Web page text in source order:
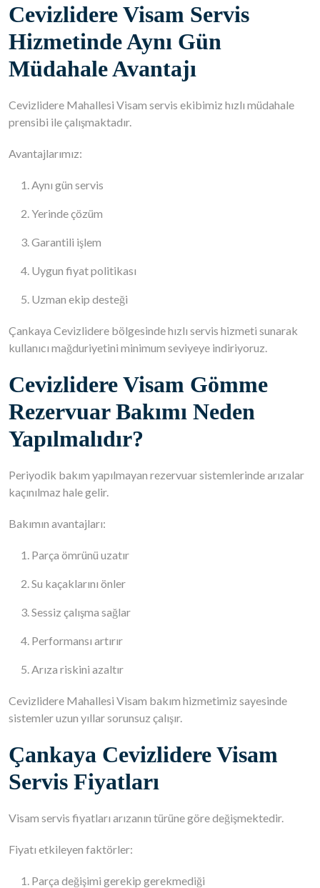
Cevizlidere Visam Servis
Hizmetinde Aynı Gün
Müdahale Avantajı
Cevizlidere Mahallesi Visam servis ekibimiz hızlı müdahale
prensibi ile çalışmaktadır.
Avantajlarımız:
Aynı gün servis
Yerinde çözüm
Garantili işlem
Uygun fiyat politikası
Uzman ekip desteği
Çankaya Cevizlidere bölgesinde hızlı servis hizmeti sunarak
kullanıcı mağduriyetini minimum seviyeye indiriyoruz.
Cevizlidere Visam Gömme
Rezervuar Bakımı Neden
Yapılmalıdır?
Periyodik bakım yapılmayan rezervuar sistemlerinde arızalar
kaçınılmaz hale gelir.
Bakımın avantajları:
Parça ömrünü uzatır
Su kaçaklarını önler
Sessiz çalışma sağlar
Performansı artırır
Arıza riskini azaltır
Cevizlidere Mahallesi Visam bakım hizmetimiz sayesinde
sistemler uzun yıllar sorunsuz çalışır.
Çankaya Cevizlidere Visam
Servis Fiyatları
Visam servis fiyatları arızanın türüne göre değişmektedir.
Fiyatı etkileyen faktörler:
Parça değişimi gerekip gerekmediği